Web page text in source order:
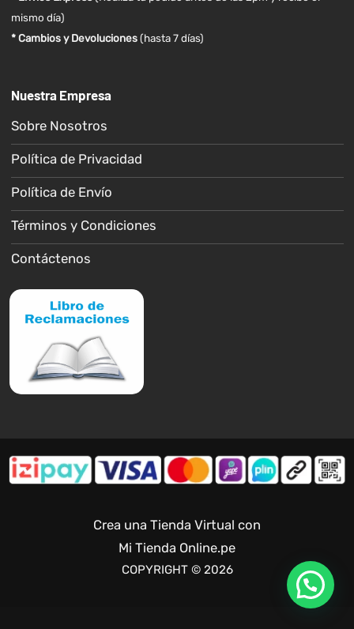
mismo día)
* Cambios y Devoluciones (hasta 7 días)
Nuestra Empresa
Sobre Nosotros
Política de Privacidad
Política de Envío
Términos y Condiciones
Contáctenos
Crea una Tienda Virtual con
Mi Tienda Online.pe
COPYRIGHT © 2026